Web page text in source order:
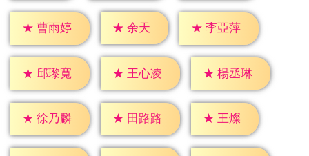
★ 曹雨婷 ★ 余天 ★ 李亞萍
★ 邱瓈寬 ★ 王心凌 ★ 楊丞琳
★ 徐乃麟 ★ 田路路 ★ 王燦